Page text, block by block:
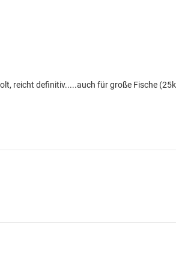
reicht definitiv.....auch für große Fische